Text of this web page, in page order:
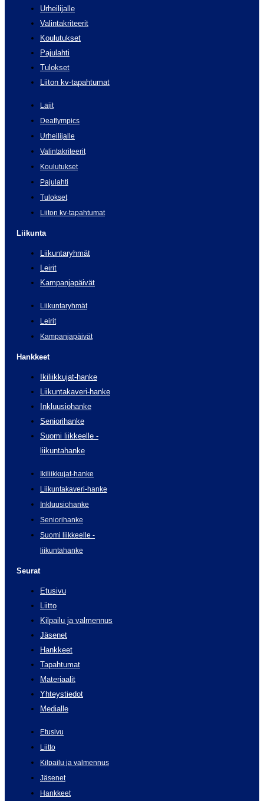
Urheilijalle
Valintakriteerit
Koulutukset
Pajulahti
Tulokset
Liiton kv-tapahtumat
Lajit
Deaflympics
Urheilijalle
Valintakriteerit
Koulutukset
Pajulahti
Tulokset
Liiton kv-tapahtumat
Liikunta
Liikuntaryhmät
Leirit
Kampanjapäivät
Liikuntaryhmät
Leirit
Kampanjapäivät
Hankkeet
Ikiliikkujat-hanke
Liikuntakaveri-hanke
Inkluusiohanke
Seniorihanke
Suomi liikkeelle -
liikuntahanke
Ikiliikkujat-hanke
Liikuntakaveri-hanke
Inkluusiohanke
Seniorihanke
Suomi liikkeelle -
liikuntahanke
Seurat
Etusivu
Liitto
Kilpailu ja valmennus
Jäsenet
Hankkeet
Tapahtumat
Materiaalit
Yhteystiedot
Medialle
Etusivu
Liitto
Kilpailu ja valmennus
Jäsenet
Hankkeet